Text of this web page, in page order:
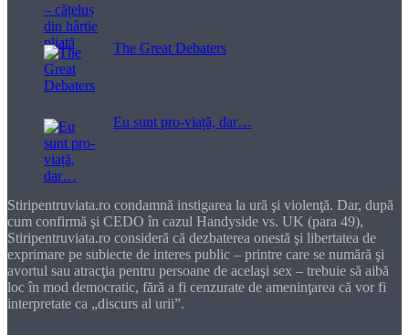
The Great Debaters
Eu sunt pro-viață, dar…
Stiripentruviata.ro condamnă instigarea la ură şi violenţă. Dar, după
cum confirmă şi CEDO în cazul Handyside vs. UK (para 49),
Stiripentruviata.ro consideră că dezbaterea onestă şi libertatea de
exprimare pe subiecte de interes public – printre care se numără şi
avortul sau atracţia pentru persoane de acelaşi sex – trebuie să aibă
loc în mod democratic, fără a fi cenzurate de ameninţarea că vor fi
interpretate ca „discurs al urii”.